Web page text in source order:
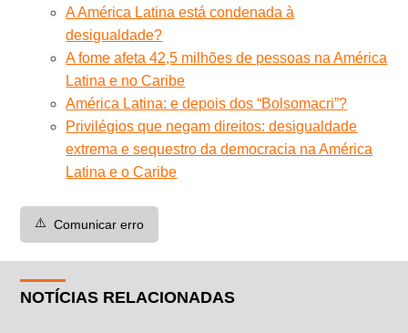
A América Latina está condenada à
desigualdade?
A fome afeta 42,5 milhões de pessoas na América
Latina e no Caribe
América Latina: e depois dos “Bolsomacri”?
Privilégios que negam direitos: desigualdade
extrema e sequestro da democracia na América
Latina e o Caribe
⚠️ Comunicar erro
NOTÍCIAS RELACIONADAS